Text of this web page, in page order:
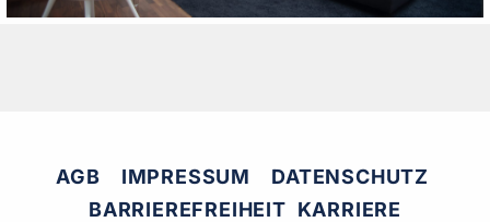
AGB IMPRESSUM
DATENSCHUTZ
BARRIEREFREIHEIT KARRIERE